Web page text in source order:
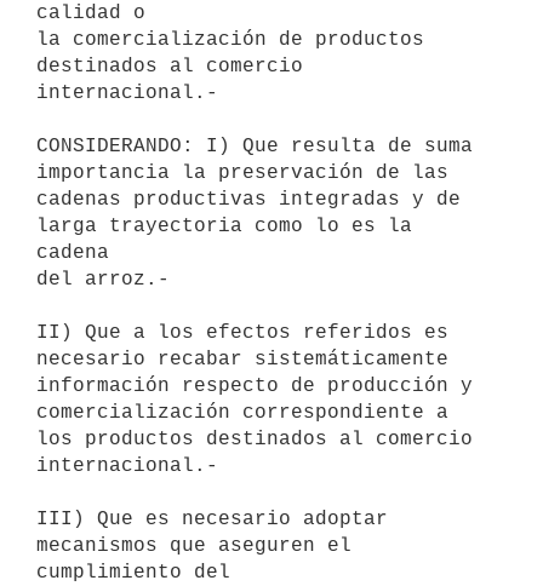
calidad o
la comercialización de productos
destinados al comercio
internacional.-
CONSIDERANDO: I) Que resulta de suma
importancia la preservación de las
cadenas productivas integradas y de
larga trayectoria como lo es la
cadena
del arroz.-
II) Que a los efectos referidos es
necesario recabar sistemáticamente
información respecto de producción y
comercialización correspondiente a
los productos destinados al comercio
internacional.-
III) Que es necesario adoptar
mecanismos que aseguren el
cumplimiento del